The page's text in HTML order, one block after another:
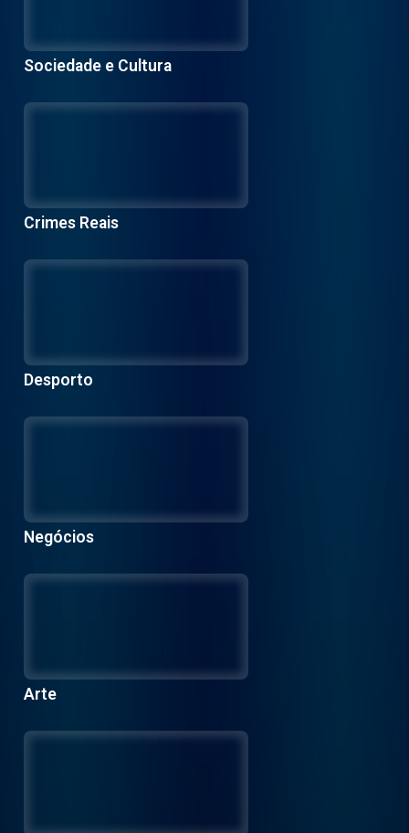
Sociedade e Cultura
Crimes Reais
Desporto
Negócios
Arte